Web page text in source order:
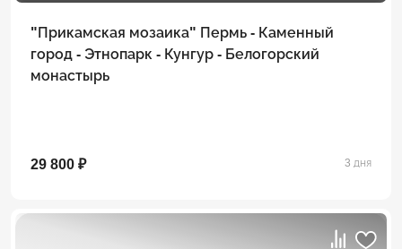
"Прикамская мозаика" Пермь - Каменный
город - Этнопарк - Кунгур - Белогорский
монастырь
29 800 ₽ 3 дня